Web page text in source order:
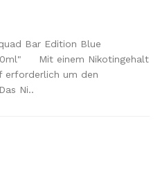
Bar Edition Blue
Mit einem Nikotingehalt
erforderlich um den
Ni..